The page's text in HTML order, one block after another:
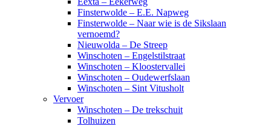
Finsterwolde – E.E. Napweg
Finsterwolde – Naar wie is de Sikslaan
vernoemd?
Nieuwolda – De Streep
Winschoten – Engelstilstraat
Winschoten – Kloostervallei
Winschoten – Oudewerfslaan
Winschoten – Sint Vitusholt
Vervoer
Winschoten – De trekschuit
Tolhuizen